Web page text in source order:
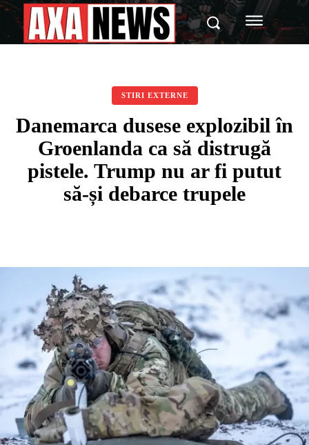
STIRI EXTERNE
Danemarca dusese explozibil în
Groenlanda ca să distrugă
pistele. Trump nu ar fi putut
să-și debarce trupele